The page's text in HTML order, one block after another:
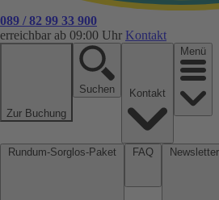
089 / 82 99 33 900
erreichbar ab 09:00 Uhr Kontakt
Zur Buchung
Suchen
Menü